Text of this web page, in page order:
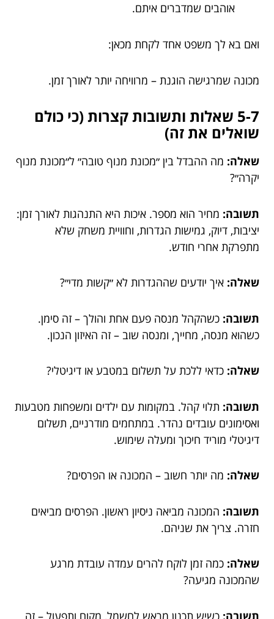
אוהבים שמדברים איתם.
ואם בא לך משפט אחד לקחת מכאן:
מכונה שמרגישה הוגנת – מרוויחה יותר לאורך זמן.
5-7 שאלות ותשובות קצרות (כי כולם
שואלים את זה)
שאלה: מה ההבדל בין ״מכונת מנוף טובה״ ל״מכונת מנוף
יקרה״?
תשובה: מחיר הוא מספר. איכות היא התנהגות לאורך זמן:
יציבות, דיוק, גמישות הגדרות, וחוויית משחק שלא
מתפרקת אחרי חודש.
שאלה: איך יודעים שההגדרות לא ״קשות מדי״?
תשובה: כשהקהל מנסה פעם אחת והולך – זה סימן.
כשהוא מנסה, מחייך, ומנסה שוב – זה האיזון הנכון.
שאלה: כדאי ללכת על תשלום במטבע או דיגיטלי?
תשובה: תלוי קהל. במקומות עם ילדים ומשפחות מטבעות
ואסימונים עובדים נהדר. במתחמים מודרניים, תשלום
דיגיטלי מוריד חיכוך ומעלה שימוש.
שאלה: מה יותר חשוב – המכונה או הפרסים?
תשובה: המכונה מביאה ניסיון ראשון. הפרסים מביאים
חזרה. צריך את שניהם.
שאלה: כמה זמן לוקח להרים עמדה עובדת מרגע
שהמכונה מגיעה?
תשובה: כשיש תכנון מראש לחשמל, מקום ותפעול – זה